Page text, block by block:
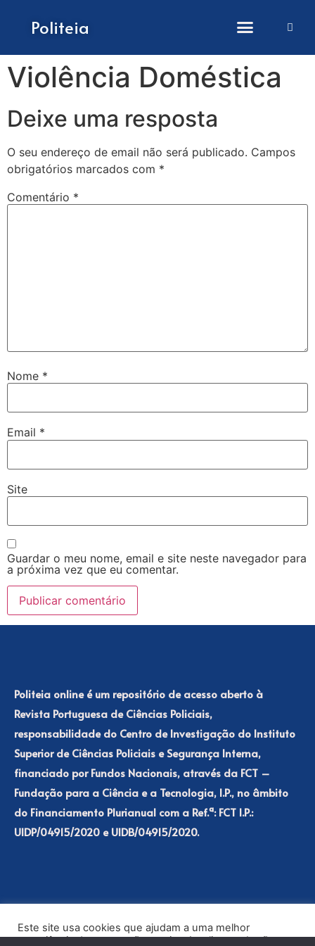
Politeia
Violência Doméstica
Deixe uma resposta
O seu endereço de email não será publicado. Campos
obrigatórios marcados com *
Comentário *
Nome *
Email *
Site
Guardar o meu nome, email e site neste navegador para
a próxima vez que eu comentar.
Politeia online é um repositório de acesso aberto à
Revista Portuguesa de Ciências Policiais,
responsabilidade do Centro de Investigação do Instituto
Superior de Ciências Policiais e Segurança Interna,
financiado por Fundos Nacionais, através da FCT –
Fundação para a Ciência e a Tecnologia, I.P., no âmbito
do Financiamento Plurianual com a Ref.ª: FCT I.P.:
UIDP/04915/2020 e UIDB/04915/2020.
Este site usa cookies que ajudam a uma melhor
experiência de navegação no site. Ao clicar no botão